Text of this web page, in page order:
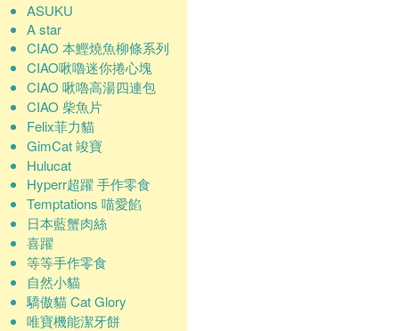
ASUKU
A star
CIAO 本鰹燒魚柳條系列
CIAO啾嚕迷你捲心塊
CIAO 啾嚕高湯四連包
CIAO 柴魚片
Felix菲力貓
GimCat 竣寶
Hulucat
Hyperr超躍 手作零食
Temptations 喵愛餡
日本藍蟹肉絲
喜躍
等等手作零食
自然小貓
驕傲貓 Cat Glory
唯寶機能潔牙餅